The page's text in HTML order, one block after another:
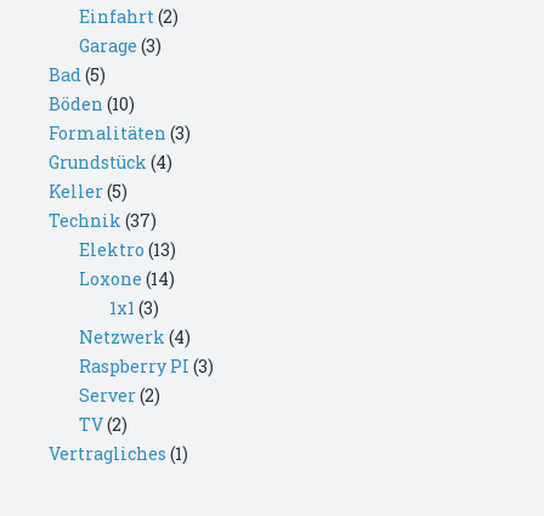
Einfahrt(2)
Garage (3)
Bad(5)
Böden (10)
Formalitäten (3)
Grundstück (4)
Keller(5)
Technik (37)
Elektro (13)
Loxone (14)
1x1 (3)
Netzwerk (4)
Raspberry PI (3)
Server(2)
TV(2)
Vertragliches (1)